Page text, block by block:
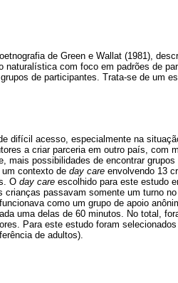
de Green e Wallat (1981),
naturalística com foco em padrões de
de participantes. Trata-se de um
difícil acesso, especialmente na
a criar parceria em outro país, com
mais possibilidades de encontrar
contexto de day care envolvendo 13
O day care escolhido para este estudo
crianças passavam somente um turno
como um grupo de apoio
uma delas de 60 minutos. No total,
Para este estudo foram
de adultos).